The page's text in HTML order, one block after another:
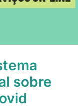
sobre